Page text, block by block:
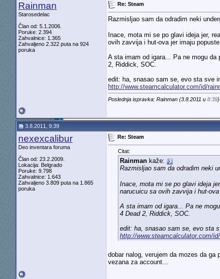
Rainman
Starosedelac
Član od: 5.1.2006.
Poruke: 2.394
Zahvalnice: 1.365
Zahvaljeno 2.322 puta na 924
poruka
Re: Steam
Razmisljao sam da odradim neki
Inace, mota mi se po glavi ideja jer,
ovih zavvija i hut-ova jer imaju
A sta imam od igara... Pa ne mogu
2, Riddick, SOC.
edit: ha, snasao sam se, evo sta sve
http://www.steamcalculator.com/id/
Poslednja ispravka: Rainman (3.8.2011 u 8:39)
3.8.2011, 9:39
nexexcalibur
Deo inventara foruma
Član od: 23.2.2009.
Lokacija: Belgrado
Poruke: 9.798
Zahvalnice: 1.643
Zahvaljeno 3.809 puta na 1.865
poruka
Re: Steam
Citat:
Rainmankaže:
Razmisljao sam da odradim neki
Inace, mota mi se po glavi ideja
narucuicu sa ovih zavvija i hut-
A sta imam od igara... Pa ne
4 Dead 2, Riddick, SOC.
edit: ha, snasao sam se, evo sta
http://www.steamcalculator.com/
dobar nalog, verujem da mozes da
vezana za account...